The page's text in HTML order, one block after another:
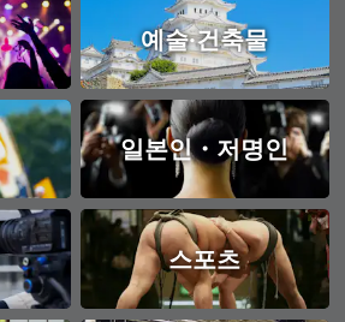
예술·건축물
일본인・저명인
스포츠